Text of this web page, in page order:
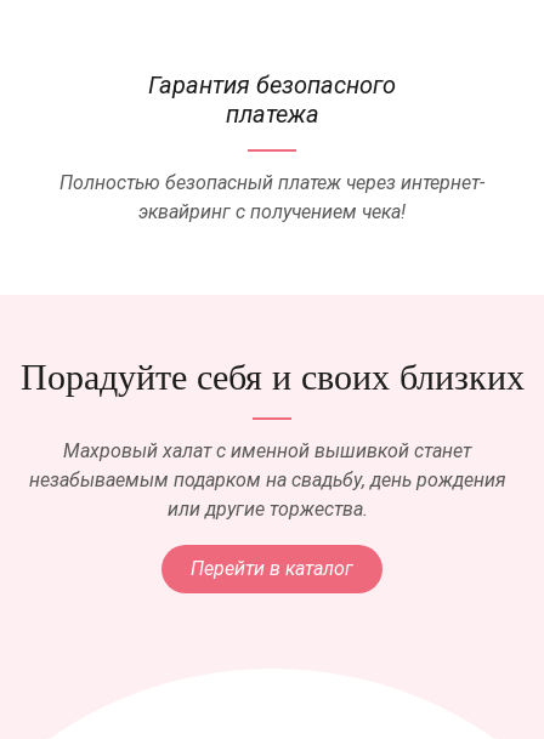
Гарантия безопасного
платежа
Полностью безопасный платеж через интернет-
эквайринг с получением чека!
Порадуйте себя и своих близких
Махровый халат с именной вышивкой станет
незабываемым подарком на свадьбу, день рождения
или другие торжества.
Перейти в каталог